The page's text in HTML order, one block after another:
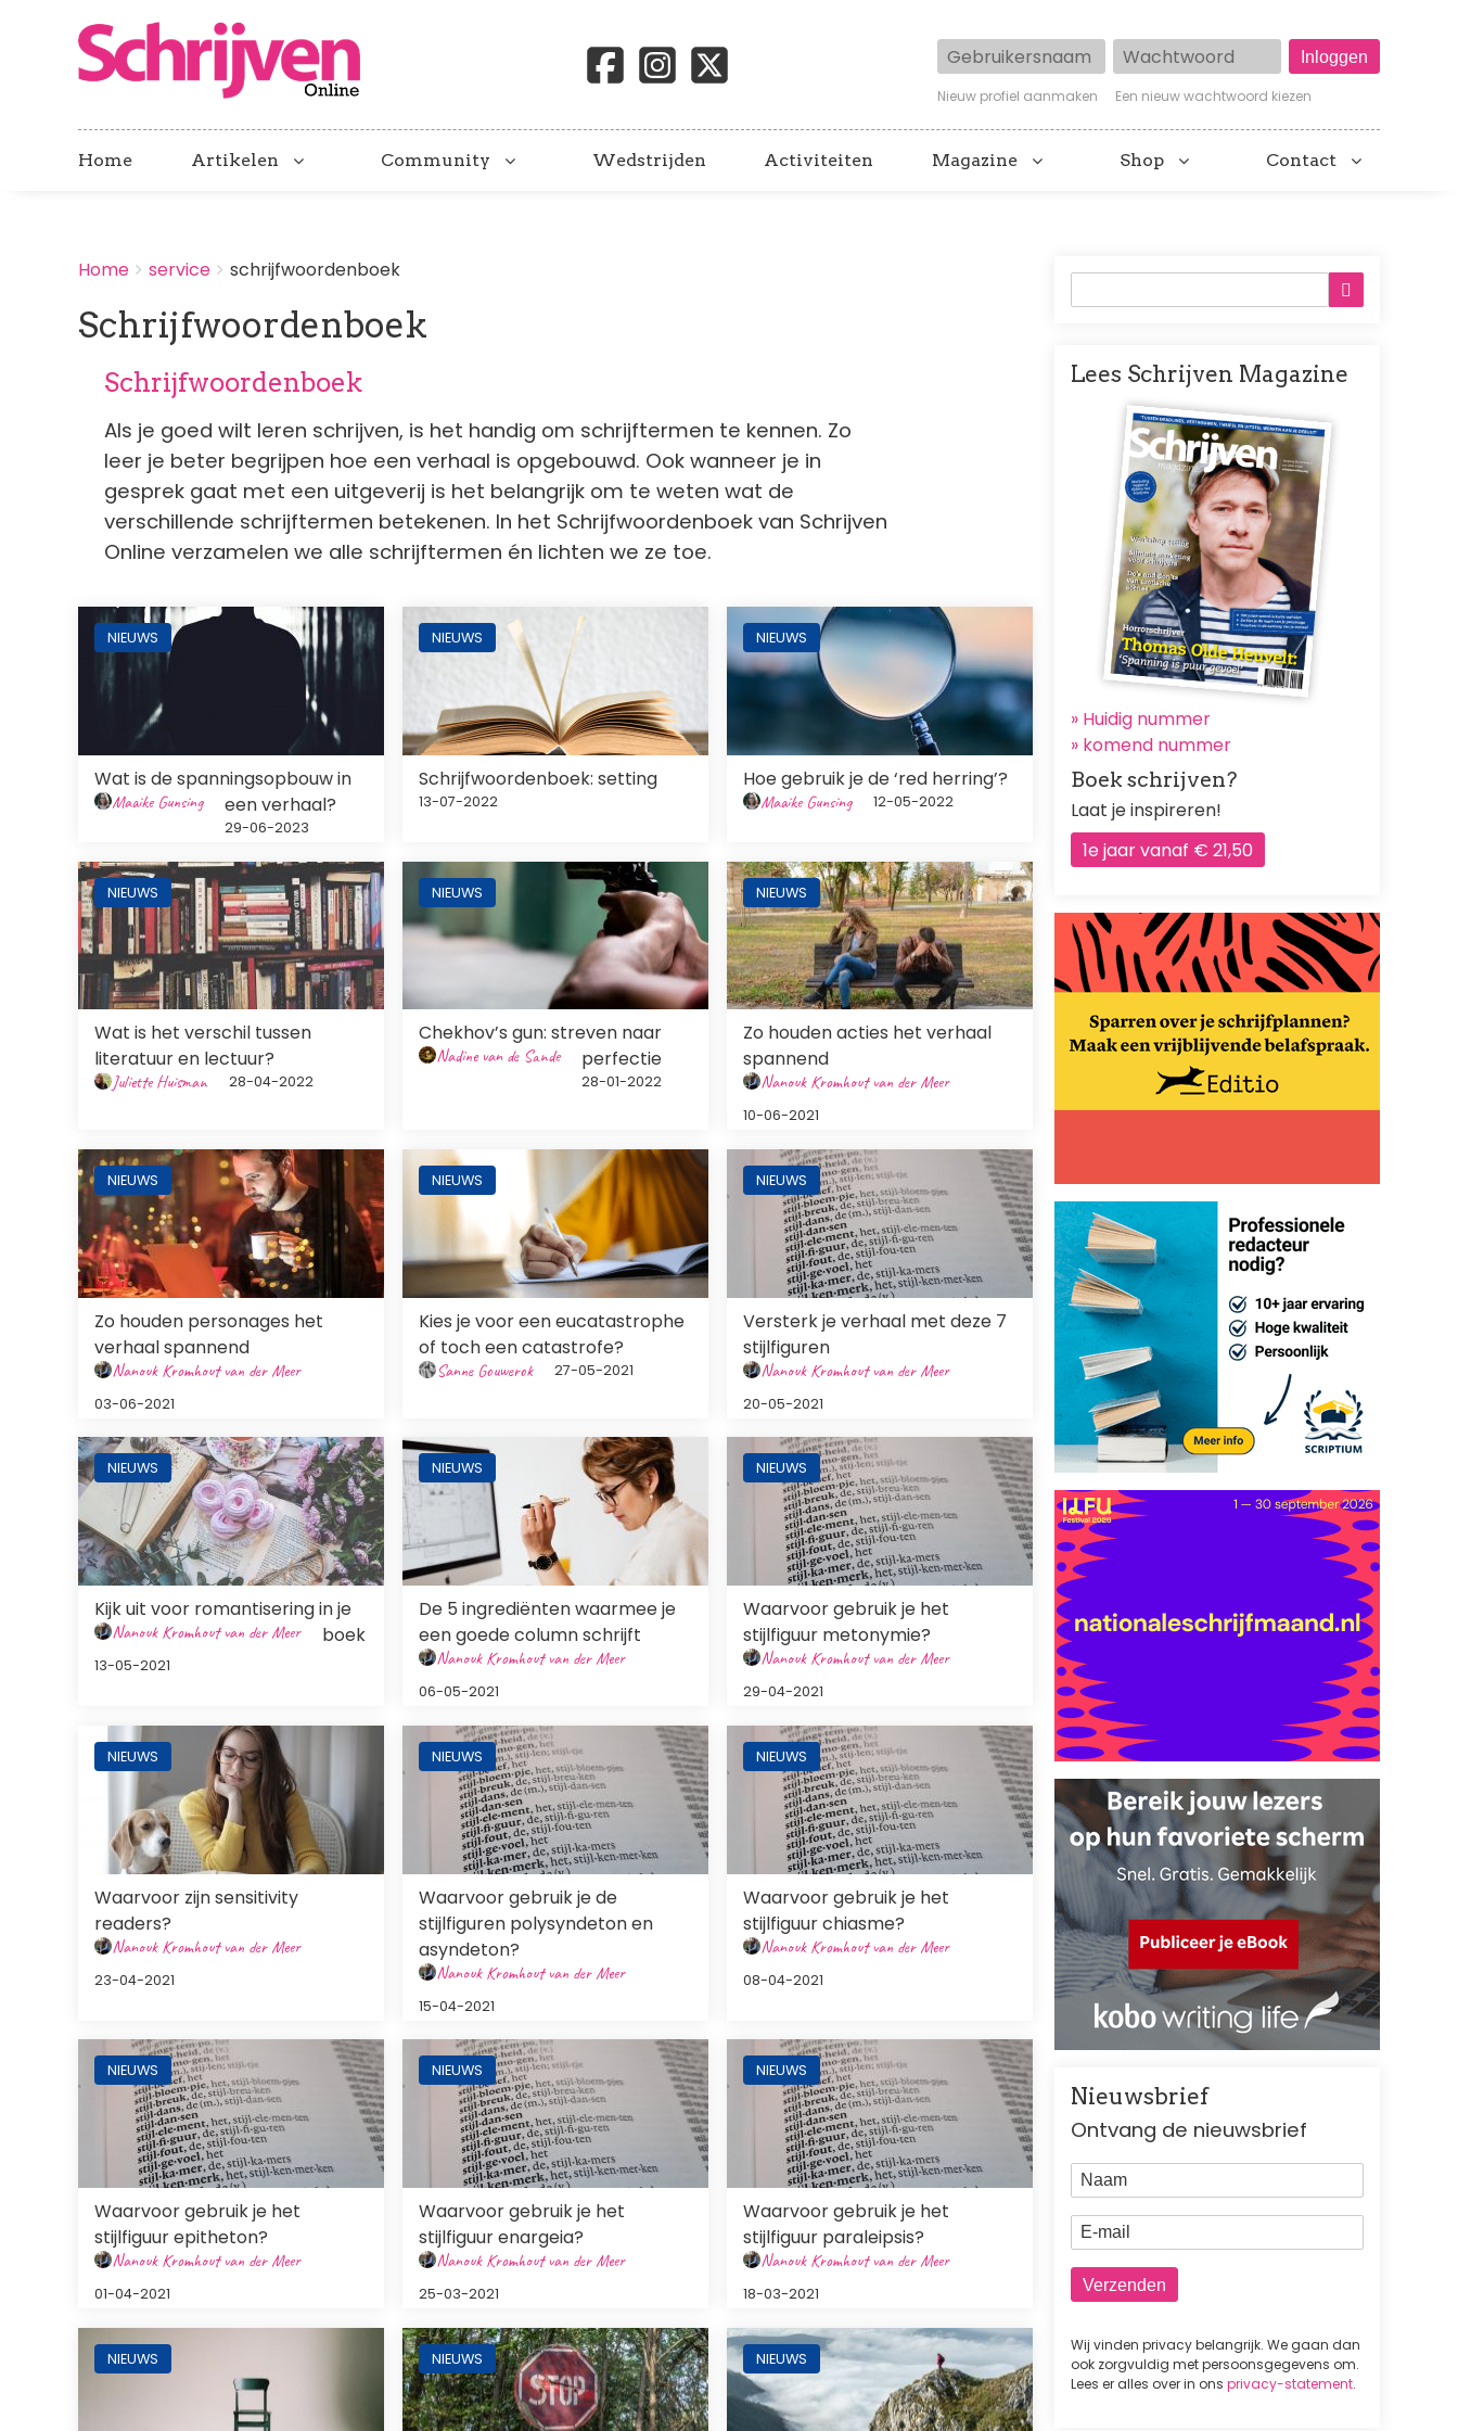
Gebruikersnaam Wachtwoord
Nieuw profiel aanmaken Een nieuw wachtwoord kiezen
Home Artikelen Community Wedstrijden Activiteiten Magazine Shop Contact
BREADCRUMBS
You
here:
Home service schrijfwoordenboek
Schrijfwoordenboek
Schrijfwoordenboek
Als je goed wilt leren schrijven, is het handig om schrijftermen te kennen. Zo
leer je beter begrijpen hoe een verhaal is opgebouwd. Ook wanneer je in
gesprek gaat met een uitgeverij is het belangrijk om te weten wat de
verschillende schrijftermen betekenen. In het Schrijfwoordenboek van Schrijven
Online verzamelen we alle schrijftermen én lichten we ze toe.
NIEUWS
Afbeelding
Wat is de spanningsopbouw in
een verhaal?
Maaike Gunsing
29-06-2023
NIEUWS
Afbeelding
Schrijfwoordenboek: setting
13-07-2022
NIEUWS
Afbeelding
Hoe gebruik je de ‘red herring’?
Maaike Gunsing 12-05-2022
NIEUWS
Afbeelding
Wat is het verschil tussen
literatuur en lectuur?
Juliette Huisman 28-04-2022
NIEUWS
Chekhov’s gun: streven naar
perfectie
Nadine van de Sande
28-01-2022
NIEUWS
Afbeelding
Zo houden acties het verhaal
spannend
Nanouk Kromhout van der Meer
10-06-2021
NIEUWS
Afbeelding
Zo houden personages het
verhaal spannend
Nanouk Kromhout van der Meer
03-06-2021
NIEUWS
Afbeelding
Kies je voor een eucatastrophe
of toch een catastrofe?
Sanne Gouwerok 27-05-2021
NIEUWS
Afbeelding
Versterk je verhaal met deze 7
stijlfiguren
Nanouk Kromhout van der Meer
20-05-2021
NIEUWS
Afbeelding
Kijk uit voor romantisering in je
boek
Nanouk Kromhout van der Meer
13-05-2021
NIEUWS
Afbeelding
De 5 ingrediënten waarmee je
een goede column schrijft
Nanouk Kromhout van der Meer
06-05-2021
NIEUWS
Afbeelding
Waarvoor gebruik je het
stijlfiguur metonymie?
Nanouk Kromhout van der Meer
29-04-2021
NIEUWS
Afbeelding
Waarvoor zijn sensitivity
readers?
Nanouk Kromhout van der Meer
23-04-2021
NIEUWS
Afbeelding
Waarvoor gebruik je de
stijlfiguren polysyndeton en
asyndeton?
Nanouk Kromhout van der Meer
15-04-2021
NIEUWS
Afbeelding
Waarvoor gebruik je het
stijlfiguur chiasme?
Nanouk Kromhout van der Meer
08-04-2021
NIEUWS
Afbeelding
Waarvoor gebruik je het
stijlfiguur epitheton?
Nanouk Kromhout van der Meer
01-04-2021
NIEUWS
Afbeelding
Waarvoor gebruik je het
stijlfiguur enargeia?
Nanouk Kromhout van der Meer
25-03-2021
NIEUWS
Afbeelding
Waarvoor gebruik je het
stijlfiguur paraleipsis?
Nanouk Kromhout van der Meer
18-03-2021
NIEUWS NIEUWS
Afbeelding
NIEUWS
Afbeelding
Lees Schrijven Magazine
Afbeelding
» Huidig nummer
» komend nummer
Boek schrijven?
Laat je inspireren!
1e jaar vanaf € 21,50
Nieuwsbrief
Ontvang de nieuwsbrief
Naam
E-mail
Wij vinden privacy belangrijk. We gaan dan
ook zorgvuldig met persoonsgegevens om.
Lees er alles over in ons privacy-statement.